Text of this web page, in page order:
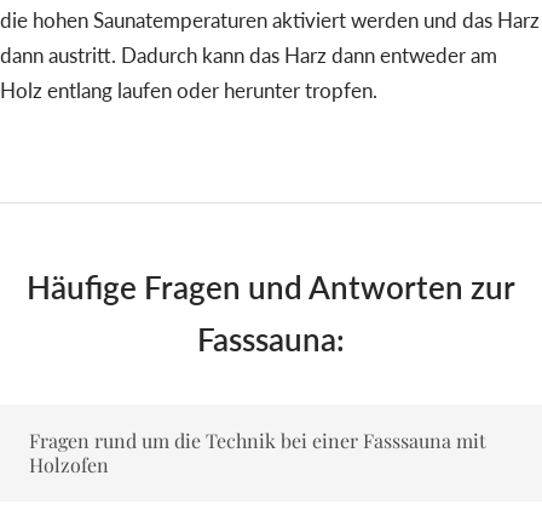
die hohen Saunatemperaturen aktiviert werden und das Harz
dann austritt. Dadurch kann das Harz dann entweder am
Holz entlang laufen oder herunter tropfen.
Häufige Fragen und Antworten zur
Fasssauna:
Fragen rund um die Technik bei einer Fasssauna mit
Holzofen